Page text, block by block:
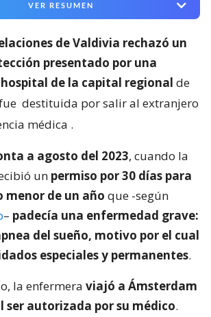
VER RESUMEN
de Valdivia rechazó un
presentado por una
de la capital regional de
destituida por salir al extranjero
médica .
a agosto del 2023, cuando la
un permiso por 30 días para
menor de un año que -según
– padecía una enfermedad grave:
del sueño, motivo por el cual
especiales y permanentes.
la enfermera viajó a Ámsterdam
ser autorizada por su médico.